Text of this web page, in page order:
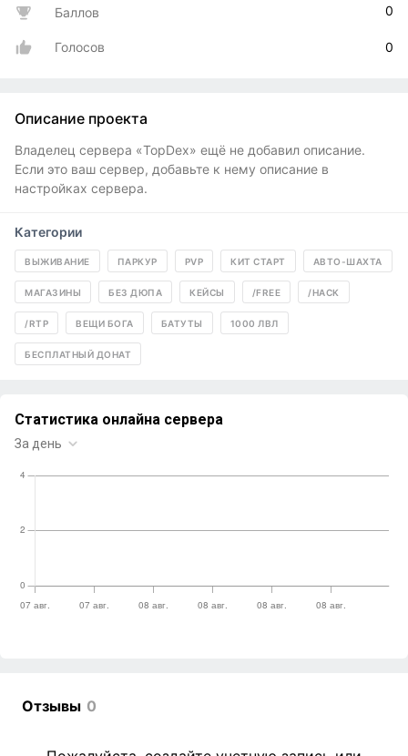
Баллов 0
Голосов 0
Описание проекта
Владелец сервера «TopDex» ещё не добавил описание.
Если это ваш сервер, добавьте к нему описание в
настройках сервера.
Категории
ВЫЖИВАНИЕ ПАРКУР PVP КИТ СТАРТ АВТО-ШАХТА
МАГАЗИНЫ БЕЗ ДЮПА КЕЙСЫ /FREE /HACK
/RTP ВЕЩИ БОГА БАТУТЫ 1000 ЛВЛ
БЕСПЛАТНЫЙ ДОНАТ
Отзывы 0